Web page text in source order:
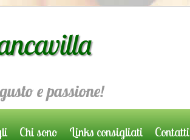
e passione!
Chi sono Links consigliati Contatti